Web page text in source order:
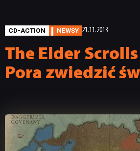
CD-ACTION NEWSY 21.11.2013
The Elder
Pora zwiedzić